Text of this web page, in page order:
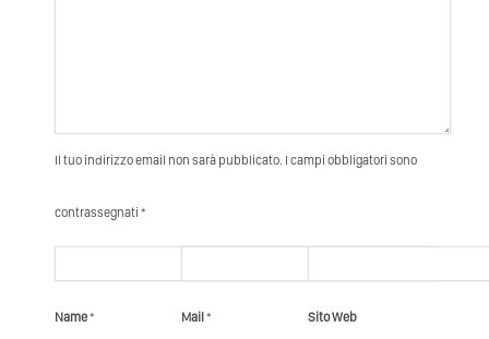
Il tuo indirizzo email non sarà pubblicato. I campi obbligatori sono
contrassegnati *
Name* Mail* Sito Web